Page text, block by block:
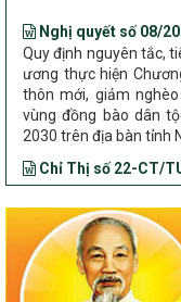
Quy định nguyên tắc,
ương thực hiện
thôn mới, giảm
vùng đồng bào dân
2030 trên địa bàn tỉnh
Chỉ Thị số 22-CT/
về đẩy mạnh thực
nông thôn mới, giảm
hội vùng đồng bào
2030 trên địa bàn tỉnh
Quyết định số 2490/
Về việc thành lập Ban